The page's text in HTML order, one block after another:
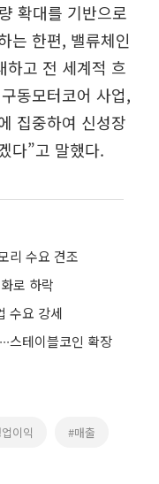
확대를 기반으로
는 한편, 밸류체인
하고 전 세계적 흐
동모터코어 사업,
집중하여 신성장
다”고 말했다.
리 수요 견조
로 하락
수요 강세
스테이블코인 확장
이익 #매출